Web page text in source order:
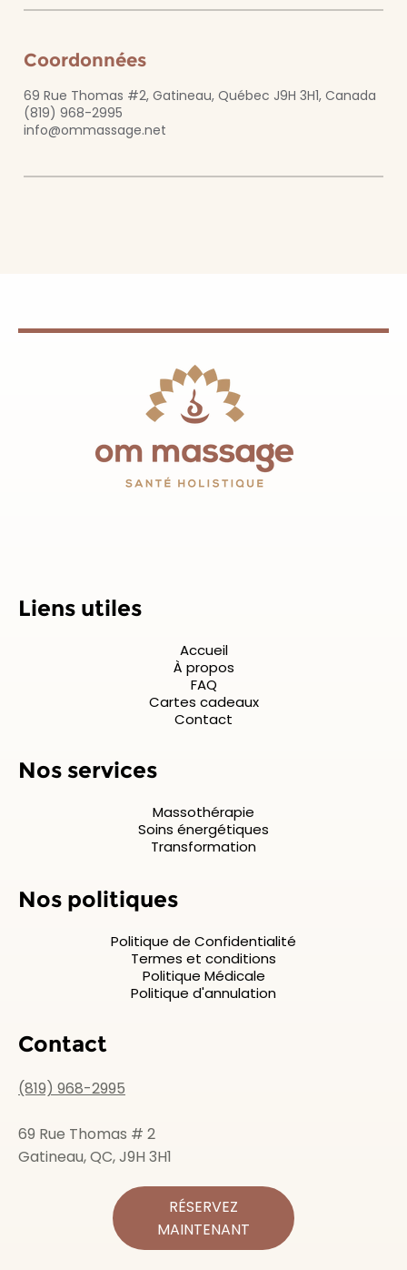
Coordonnées
69 Rue Thomas #2, Gatineau, Québec J9H 3H1, Canada
(819) 968-2995
info@ommassage.net
Contact
(819) 968-2995
69 Rue Thomas # 2
Gatineau, QC, J9H 3H1
RÉSERVEZ
MAINTENANT
Liens utiles
Accueil
À propos
FAQ
Cartes cadeaux
Contact
Nos services
Massothérapie
Soins énergétiques
Transformation
Nos politiques
Politique de Confidentialité
Termes et conditions
Politique Médicale
Politique d'annulation